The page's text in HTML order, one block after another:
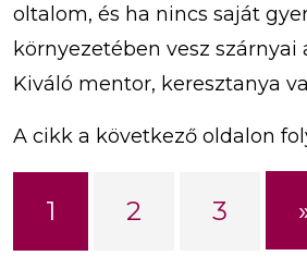
oltalom, és ha nincs saját
környezetében vesz szárnyai
Kiváló mentor, keresztanya
A cikk a következő oldalon
1 2 3